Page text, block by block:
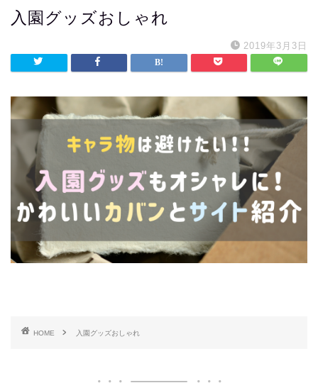
入園グッズおしゃれ
2019年3月3日
HOME 入園グッズおしゃれ